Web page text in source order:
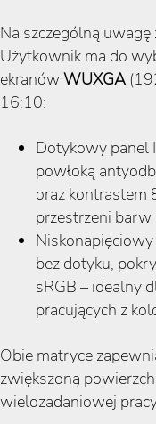
Na szczególną
Użytkownik ma do
ekranów WUXGA
16:10:
Dotykowy panel
powłoką
oraz
przestrzeni barw
bez dotyku,
sRGB – idealny
pracujących z
Obie matryce
zwiększoną
wielozadaniowej